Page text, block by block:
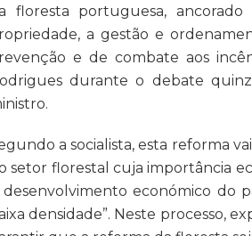
floresta portuguesa,
a gestão e
e de combate aos
durante o debate
a socialista, esta reforma
setor florestal cuja importância
económico do
densidade”. Neste processo,